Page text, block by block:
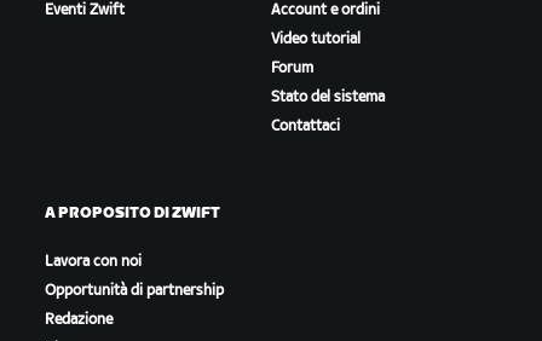
Eventi Zwift
Account e ordini
Video tutorial
Forum
Stato del sistema
Contattaci
A PROPOSITO DI ZWIFT
Lavora con noi
Opportunità di partnership
Redazione